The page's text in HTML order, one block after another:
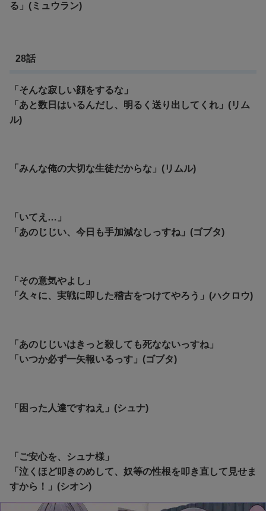
る」(ミュウラン)
28話
「そんな寂しい顔をするな」
「あと数日はいるんだし、明るく送り出してくれ」(リム
ル)
「みんな俺の大切な生徒だからな」(リムル)
「いてえ…」
「あのじじい、今日も手加減なしっすね」(ゴブタ)
「その意気やよし」
「久々に、実戦に即した稽古をつけてやろう」(ハクロウ)
「あのじじいはきっと殺しても死なないっすね」
「いつか必ず一矢報いるっす」(ゴブタ)
「困った人達ですねえ」(シュナ)
「ご安心を、シュナ様」
「泣くほど叩きのめして、奴等の性根を叩き直して見せま
すから！」(シオン)